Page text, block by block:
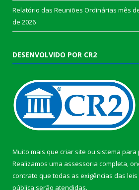
Relatório das Reuniões Ordinárias mês
de 2026
DESENVOLVIDO POR CR2
Muito mais que criar site ou sistema
Realizamos uma assessoria completa,
contrato que todas as exigências das leis
pública serão atendidas.